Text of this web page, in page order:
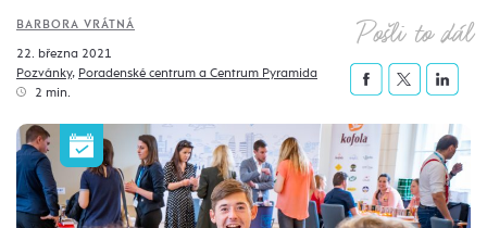
BARBORA VRÁTNÁ
22. března 2021
Pozvánky, Poradenské centrum a Centrum Pyramida
2 min.
Pošli to dál